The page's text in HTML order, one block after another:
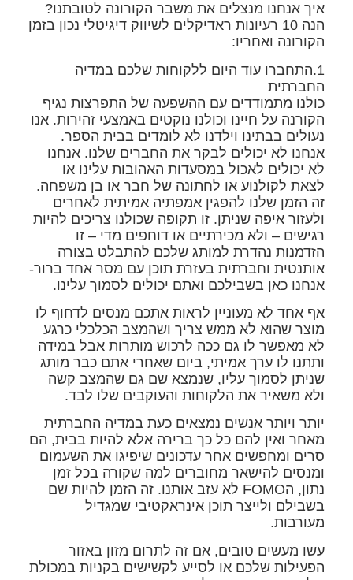
איך אנחנו מנצלים את משבר הקורונה לטובתנו?
הנה 10 רעיונות ראדיקלים לשיווק דיגיטלי נכון בזמן
הקורונה ואחריו:
1.התחברו עוד היום ללקוחות שלכם במדיה
החברתית
כולנו מתמודדים עם ההשפעה של התפרצות נגיף
הקורנה על חיינו וכולנו נוקטים באמצעי זהירות. אנו
נעולים בבתינו וילדנו לא לומדים בבית הספר.
אנחנו לא יכולים לבקר את החברים שלנו. אנחנו
לא יכולים לאכול במסעדות האהובות עלינו או
לצאת לקולנוע או לחתונה של חבר או בן משפחה.
זה הזמן שלנו להפגין אמפתיה אמיתית לאחרים
ולעזור איפה שניתן. זו תקופה שכולנו צריכים להיות
רגישים – ולא מכירתיים או דוחפים מדי – זו
הזדמנות נהדרת למותג שלכם להתבלט בצורה
אותנטית וחברתית בעזרת תוכן עם מסר אחד ברור-
אנחנו כאן בשבילכם ואתם יכולים לסמוך עלינו.
אף אחד לא מעוניין לראות אתכם מנסים לדחוף לו
מוצר שהוא לא ממש צריך ושהמצב הכלכלי כרגע
לא מאפשר לו גם ככה לרכוש מותרות אבל במידה
ותתנו לו ערך אמיתי, ביום שאחרי אתם כבר מותג
שניתן לסמוך עליו, שנמצא שם גם שהמצב קשה
ולא משאיר את הלקוחות והעוקבים שלו לבד.
יותר ויותר אנשים נמצאים כעת במדיה החברתית
מאחר ואין להם כל כך ברירה אלא להיות בבית, הם
סרים ומחפשים אחר עדכונים שיפיגו את השעמום
ומנסים להישאר מחוברים למה שקורה בכל זמן
נתון, הFOMO לא עזב אותנו. זה הזמן להיות שם
בשבילם ולייצר תוכן אינראקטיבי שמגדיל
מעורבות.
עשו מעשים טובים, אם זה לתרום מזון באזור
הפעילות שלכם או לסייע לקשישים בקניות במכולת